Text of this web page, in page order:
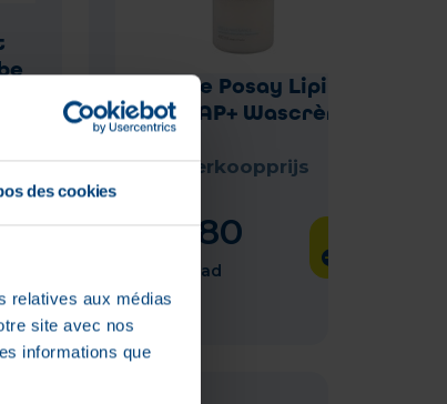
des cookies
relatives aux médias
site avec nos
informations que
La Roche Posay Lipikar
Syndet AP+ Wascrème
400 ml
Adviesverkoopprijs
:
€18,80
In voorraad